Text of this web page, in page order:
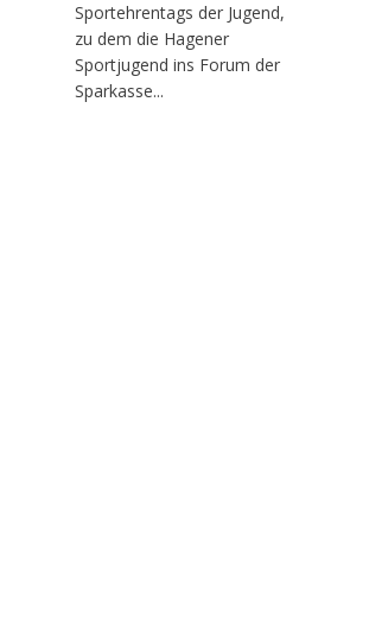
Sportehrentags der Jugend,
zu dem die Hagener
Sportjugend ins Forum der
Sparkasse...